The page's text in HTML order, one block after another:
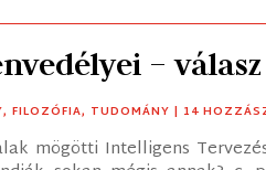
–
,FILOZÓFIA, TUDOMÁNY | 14
mögötti Intelligens